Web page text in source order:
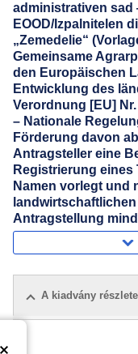
administrativen
EOOD/Izpalnitelen
„Zemedelie“
Gemeinsame
den Europäischen
Entwicklung des
Verordnung [EU]
– Nationale
Förderung davon
Antragsteller eine
Registrierung
Namen vorlegt und
Antragstellung
A kiadvány